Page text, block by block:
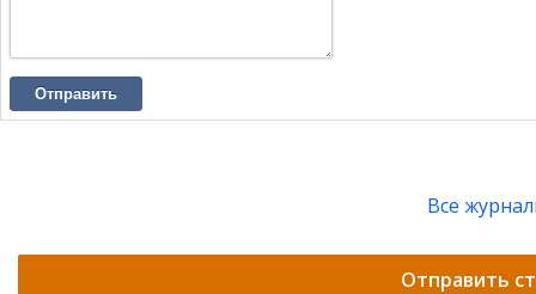
Отправить
Все
Отправить